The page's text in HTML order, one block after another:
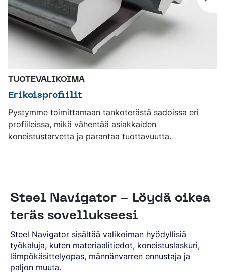
TUOTEVALIKOIMA
Erikoisprofiilit
Pystymme toimittamaan tankoterästä sadoissa eri
profiileissa, mikä vähentää asiakkaiden
koneistustarvetta ja parantaa tuottavuutta.
Steel Navigator - Löydä oikea
teräs sovellukseesi
Steel Navigator sisältää valikoiman hyödyllisiä
työkaluja, kuten materiaalitiedot, koneistuslaskuri,
lämpökäsittelyopas, männänvarren ennustaja ja
paljon muuta.